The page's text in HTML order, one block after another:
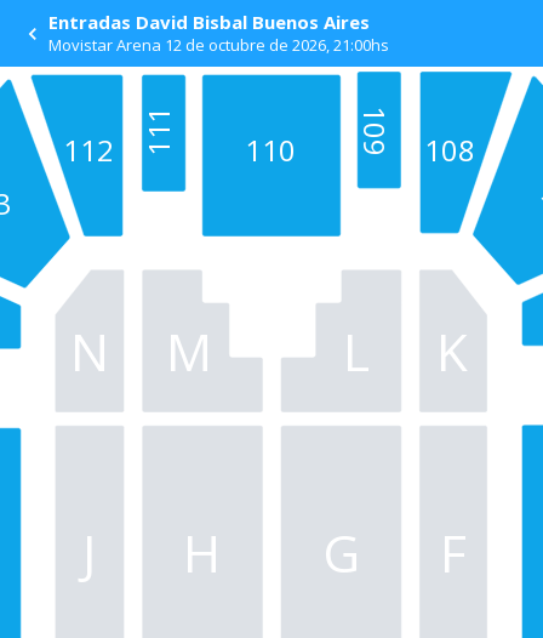
Entradas David Bisbal Buenos Aires
Movistar Arena 12 de octubre de 2026, 21:00hs
112 111 110 109 108
N M L K
J H G F